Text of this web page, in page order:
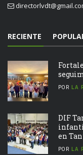
RECIENTE
POR LA
DIF
en
POR LA